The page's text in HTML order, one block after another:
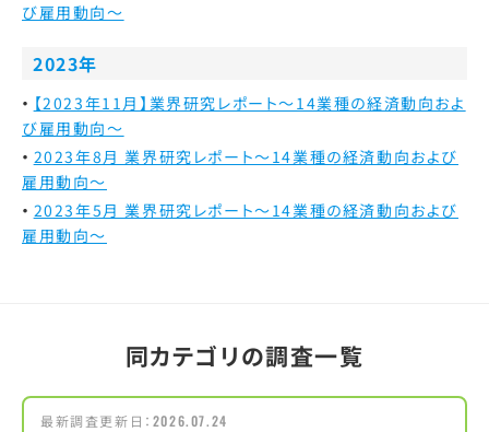
び雇用動向～
2023年
【2023年11月】業界研究レポート～14業種の経済動向およ
び雇用動向～
2023年8月 業界研究レポート～14業種の経済動向および
雇用動向～
2023年5月 業界研究レポート～14業種の経済動向および
雇用動向～
同カテゴリの調査一覧
最新調査更新日： 2026.07.24